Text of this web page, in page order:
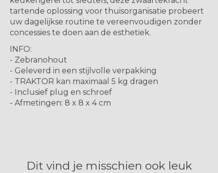
tartende oplossing voor thuisorganisatie probeert
uw dagelijkse routine te vereenvoudigen zonder
concessies te doen aan de esthetiek.
INFO:
- Zebranohout
- Geleverd in een stijlvolle verpakking
- TRAKTOR kan maximaal 5 kg dragen
- Inclusief plug en schroef
- Afmetingen: 8 x 8 x 4 cm
Dit vind je misschien ook leuk